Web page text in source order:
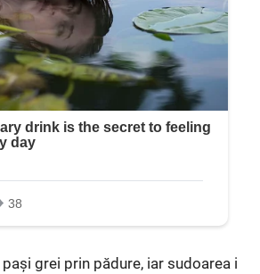
grei prin pădure, iar sudoarea i